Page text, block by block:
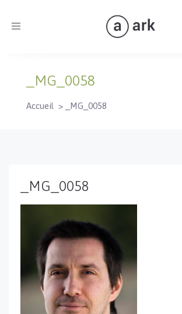
Toggle
_MG_0058
Accueil > _MG_0058
_MG_0058